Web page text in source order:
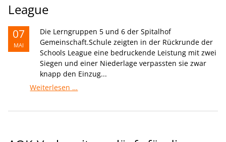
League
07
MAI
Die Lerngruppen 5 und 6 der Spitalhof
Gemeinschaft.Schule zeigten in der Rückrunde der
Schools League eine bedruckende Leistung mit zwei
Siegen und einer Niederlage verpassten sie zwar
knapp den Einzug...
Weiterlesen …
League